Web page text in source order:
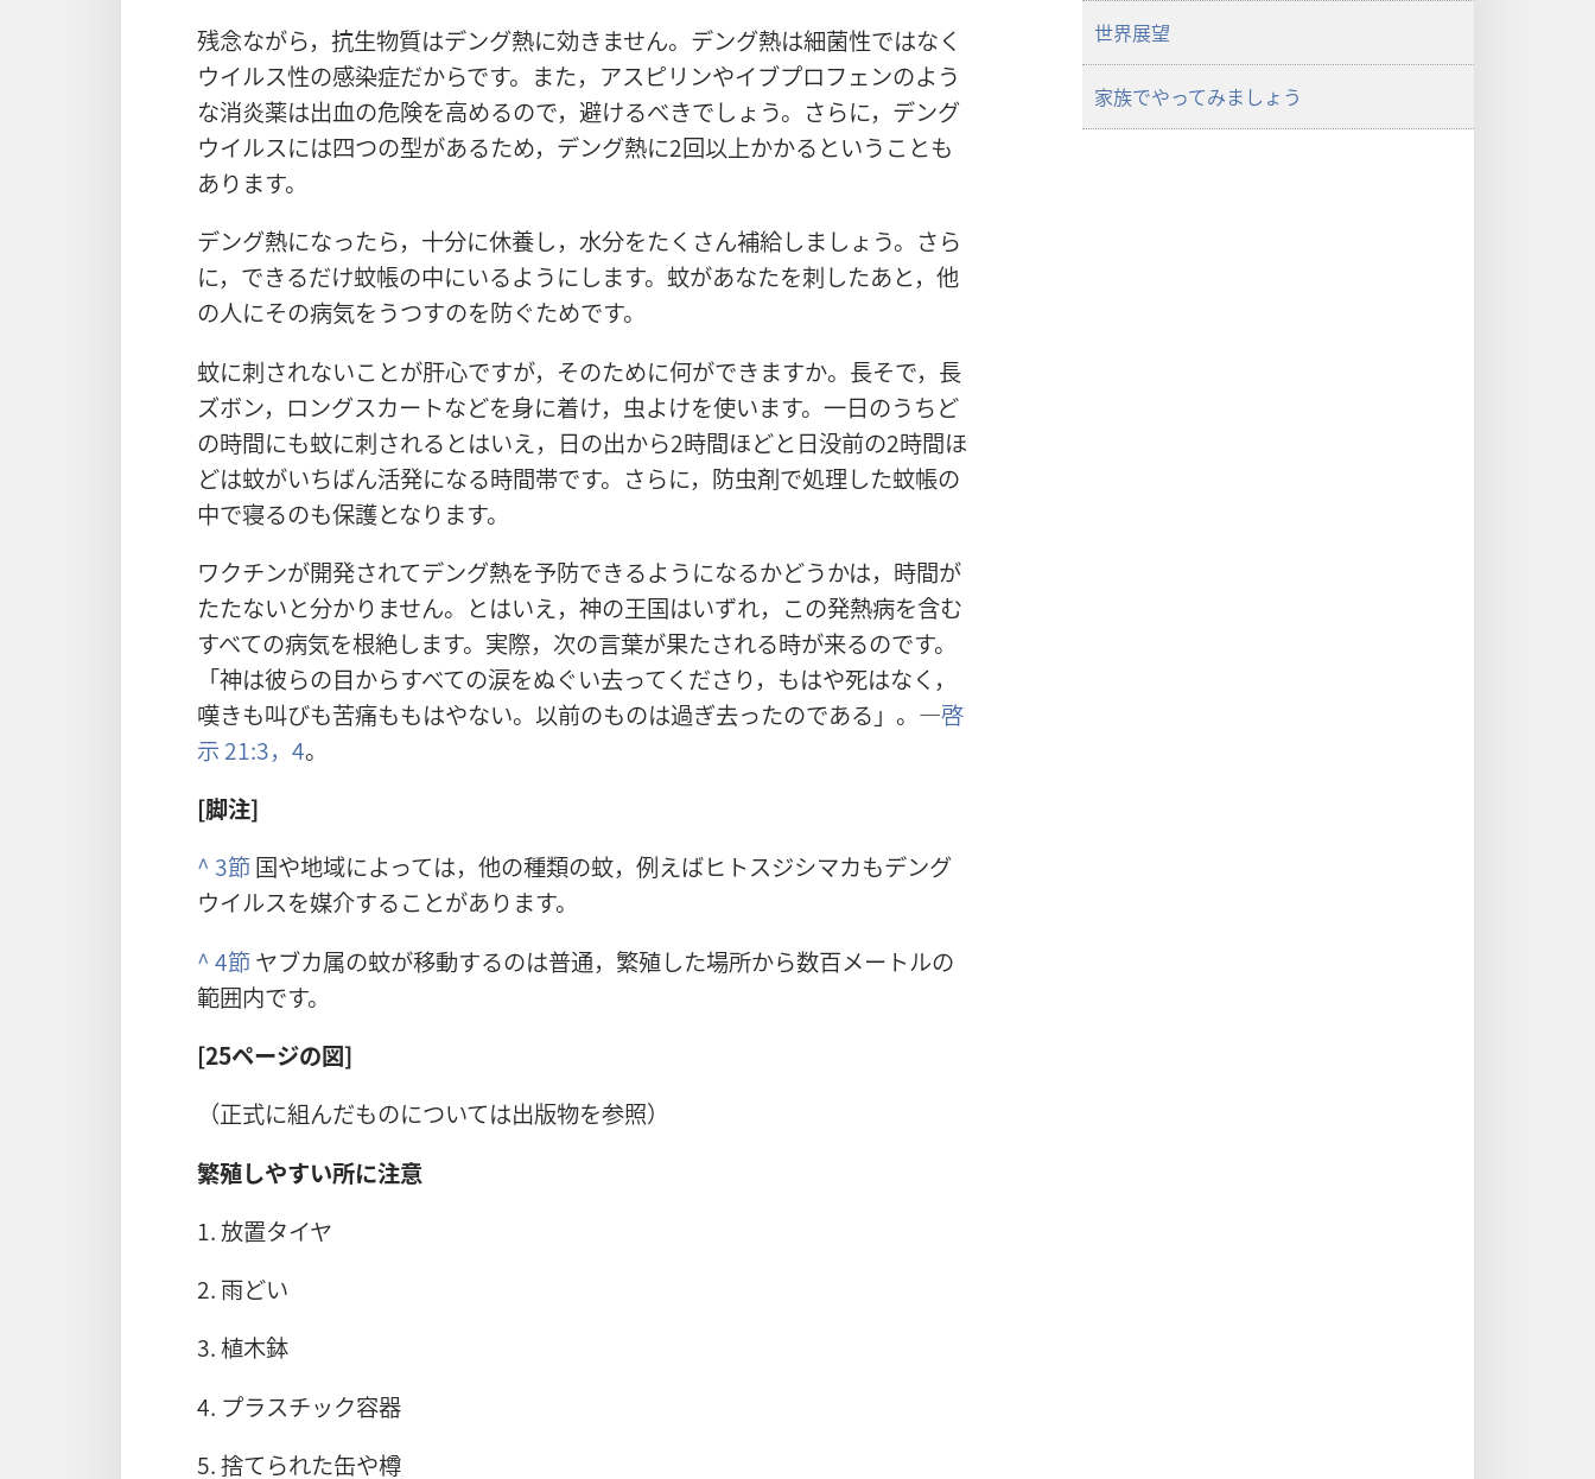
残念ながら，抗生物質はデング熱に効きません。デング熱は細菌性ではなく
ウイルス性の感染症だからです。また，アスピリンやイブプロフェンのよう
な消炎薬は出血の危険を高めるので，避けるべきでしょう。さらに，デング
ウイルスには四つの型があるため，デング熱に2回以上かかるということも
あります。
デング熱になったら，十分に休養し，水分をたくさん補給しましょう。さら
に，できるだけ蚊帳の中にいるようにします。蚊があなたを刺したあと，他
の人にその病気をうつすのを防ぐためです。
蚊に刺されないことが肝心ですが，そのために何ができますか。長そで，長
ズボン，ロングスカートなどを身に着け，虫よけを使います。一日のうちど
の時間にも蚊に刺されるとはいえ，日の出から2時間ほどと日没前の2時間ほ
どは蚊がいちばん活発になる時間帯です。さらに，防虫剤で処理した蚊帳の
中で寝るのも保護となります。
ワクチンが開発されてデング熱を予防できるようになるかどうかは，時間が
たたないと分かりません。とはいえ，神の王国はいずれ，この発熱病を含む
すべての病気を根絶します。実際，次の言葉が果たされる時が来るのです。
「神は彼らの目からすべての涙をぬぐい去ってくださり，もはや死はなく，
嘆きも叫びも苦痛ももはやない。以前のものは過ぎ去ったのである」。―啓
示 21:3，4。
[脚注]
^ 3節国や地域によっては，他の種類の蚊，例えばヒトスジシマカもデング
ウイルスを媒介することがあります。
^ 4節ヤブカ属の蚊が移動するのは普通，繁殖した場所から数百メートルの
範囲内です。
[25ページの図]
（正式に組んだものについては出版物を参照）
繁殖しやすい所に注意
1. 放置タイヤ
2. 雨どい
3. 植木鉢
4. プラスチック容器
5. 捨てられた缶や樽
世界展望
家族でやってみましょう